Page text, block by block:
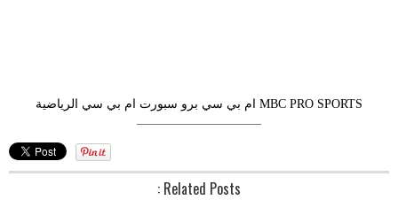
MBC PRO SPORTS ام بي سي برو سبورت ام بي سي الرياضية
––––––––––––––––––––
Related Posts :